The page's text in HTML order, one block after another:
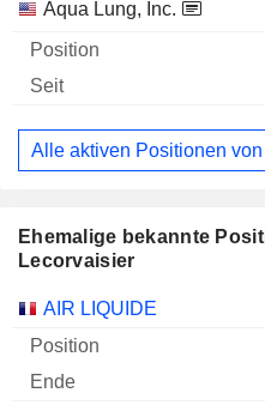
Aqua Lung, Inc.
Alle aktiven Positionen
Ehemalige bekannte
Lecorvaisier
Unternehmen Position
AIR LIQUIDE